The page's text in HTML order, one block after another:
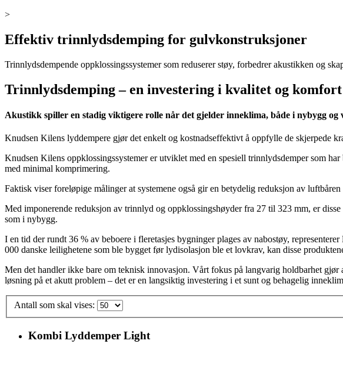
>
Effektiv trinnlydsdemping for gulvkonstruksjoner
Trinnlydsdempende oppklossingssystemer som reduserer støy, forbedrer akustikken og
Trinnlydsdemping – en investering i kvalitet og komfort
Akustikk spiller en stadig viktigere rolle når det gjelder inneklima, både i nybygg og
Knudsen Kilens lyddempere gjør det enkelt og kostnadseffektivt å oppfylle de skjerpede
Knudsen Kilens oppklossingssystemer er utviklet med en spesiell trinnlydsdemper som
med minimal komprimering.
Faktisk viser foreløpige målinger at systemene også gir en betydelig reduksjon av
Med imponerende reduksjon av trinnlyd og oppklossingshøyder fra 27 til 323 mm, er
som i nybygg.
I en tid der rundt 36 % av beboere i fleretasjes bygninger plages av nabostøy,
000 danske leilighetene som ble bygget før lydisolasjon ble et lovkrav, kan disse
Men det handler ikke bare om teknisk innovasjon. Vårt fokus på langvarig holdbarhet
løsning på et akutt problem – det er en langsiktig investering i et sunt og behagelig
Antall som skal vises:
Kombi Lyddemper Light